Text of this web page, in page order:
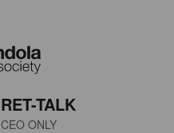
RET-TALK
CEO ONLY